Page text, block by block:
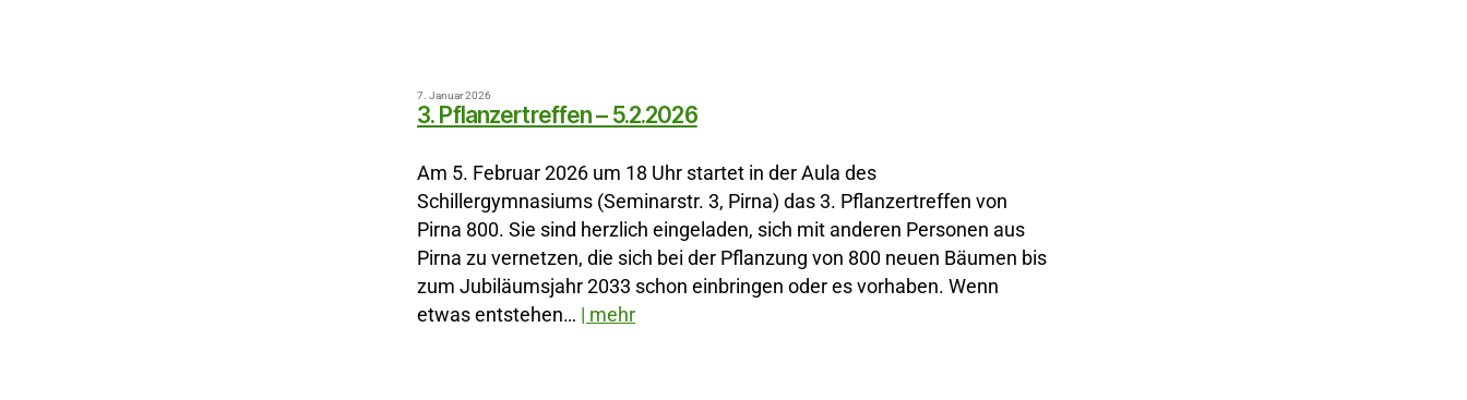
7. Januar 2026
3. Pflanzertreffen – 5.2.2026
Am 5. Februar 2026 um 18 Uhr startet in der Aula des
Schillergymnasiums (Seminarstr. 3, Pirna) das 3. Pflanzertreffen von
Pirna 800. Sie sind herzlich eingeladen, sich mit anderen Personen aus
Pirna zu vernetzen, die sich bei der Pflanzung von 800 neuen Bäumen bis
zum Jubiläumsjahr 2033 schon einbringen oder es vorhaben. Wenn
etwas entstehen… | mehr